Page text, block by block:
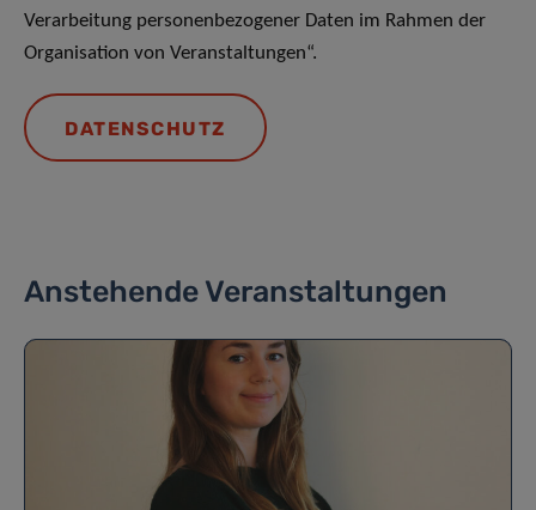
Verarbeitung personenbezogener Daten im Rahmen der
Organisation von Veranstaltungen“.
DATENSCHUTZ
Anstehende Veranstaltungen